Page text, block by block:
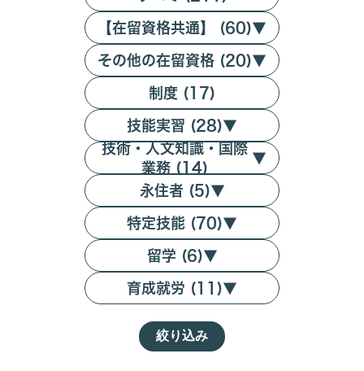
【在留資格共通】 (60)▼
その他の在留資格 (20)▼
制度 (17)
技能実習 (28)▼
技術・人文知識・国際
業務 (14)
▼
永住者 (5)▼
特定技能 (70)▼
留学 (6)▼
育成就労 (11)▼
絞り込み